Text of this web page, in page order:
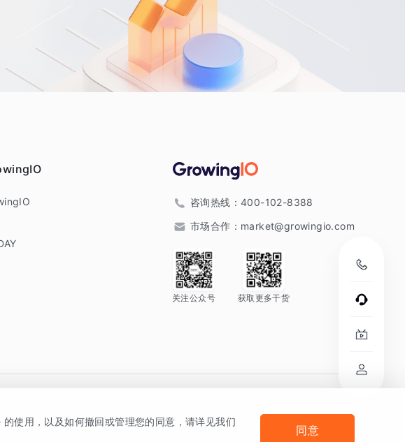
咨询热线： 400-102-8388
市场合作： market@growingio.com
关注公众号 获取更多干货
法律声明及隐私条款
使用，以及如何撤回或管理您的同意，请详见我们
同意